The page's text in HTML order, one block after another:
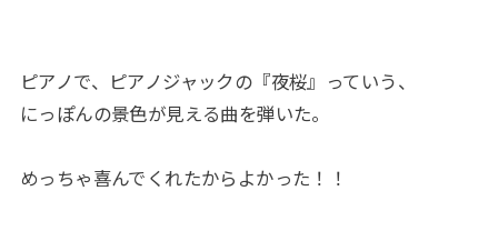
ピアノで、ピアノジャックの『夜桜』っていう、
にっぽんの景色が見える曲を弾いた。
めっちゃ喜んでくれたからよかった！！